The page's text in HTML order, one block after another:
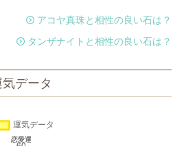
アコヤ真珠と相性の良い石は？
タンザナイトと相性の良い石は？
データ